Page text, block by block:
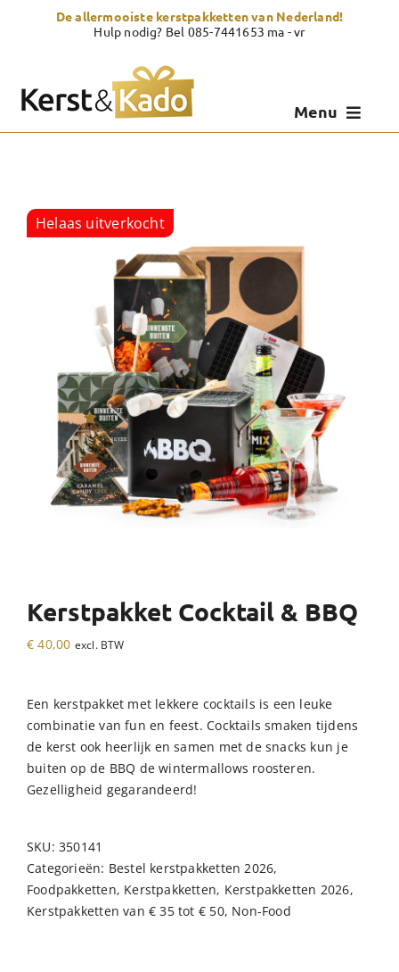
De allermooiste kerstpakketten van Nederland!
Hulp nodig? Bel 085-7441653 ma - vr
Menu
Over Kerst & Kado
Helaas uitverkocht
Kerstpakket Cocktail & BBQ
€ 40,00 excl. BTW
Een kerstpakket met lekkere cocktails is een leuke
combinatie van fun en feest. Cocktails smaken tijdens
de kerst ook heerlijk en samen met de snacks kun je
buiten op de BBQ de wintermallows roosteren.
Gezelligheid gegarandeerd!
SKU:350141
Categorieën: Bestel kerstpakketten 2026,
Foodpakketten, Kerstpakketten, Kerstpakketten 2026,
Kerstpakketten van € 35 tot € 50, Non-Food